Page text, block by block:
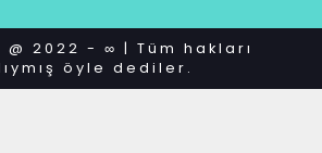
2022 - ∞ | Tüm hakları
öyle dediler.